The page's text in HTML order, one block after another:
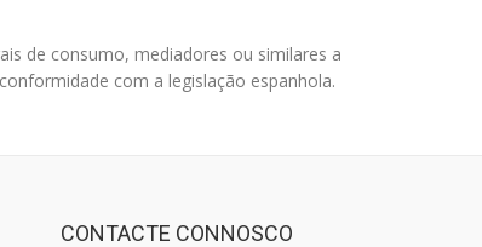
de consumo, mediadores ou similares a
com a legislação espanhola.
CONTACTE CONNOSCO